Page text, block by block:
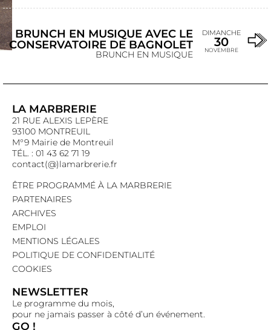
BRUNCH EN MUSIQUE AVEC LE
CONSERVATOIRE DE BAGNOLET
BRUNCH EN MUSIQUE
DIMANCHE
30
NOVEMBRE
LA MARBRERIE
21 RUE ALEXIS LEPÈRE
93100 MONTREUIL
M°9 Mairie de Montreuil
TÉL. : 01 43 62 71 19
contact(@)lamarbrerie.fr
ÊTRE PROGRAMMÉ À LA MARBRERIE
PARTENAIRES
ARCHIVES
EMPLOI
MENTIONS LÉGALES
POLITIQUE DE CONFIDENTIALITÉ
COOKIES
NEWSLETTER
Le programme du mois,
pour ne jamais passer à côté d’un événement.
GO !